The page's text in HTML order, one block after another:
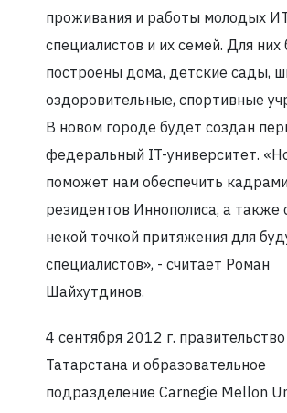
проживания и работы молодых
специалистов и их семей. Для них
построены дома, детские сады,
оздоровительные, спортивные
В новом городе будет создан
федеральный IT-университет.
поможет нам обеспечить кадрами
резидентов Иннополиса, а также
некой точкой притяжения для
специалистов», - считает Роман
Шайхутдинов.
4 сентября 2012 г. правительство
Татарстана и образовательное
подразделение Carnegie Mellon